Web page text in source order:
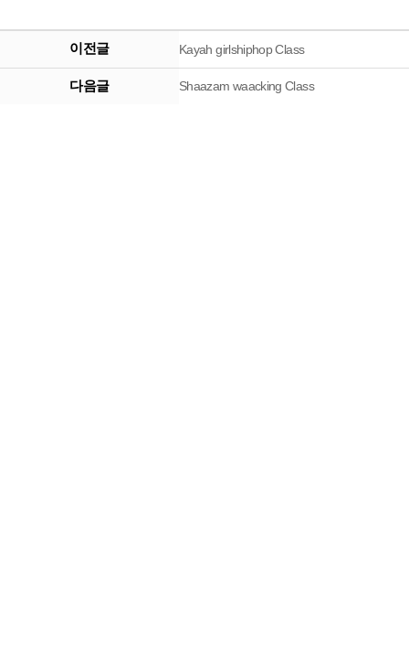
이전글 Kayah girlshiphop Class
다음글 Shaazam waacking Class